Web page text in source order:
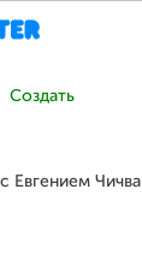
Создать